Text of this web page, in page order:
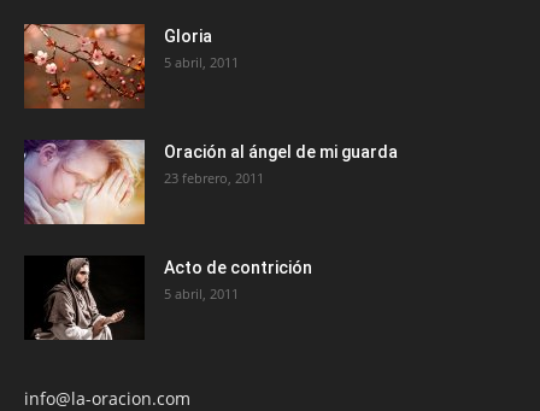
Gloria
5 abril, 2011
Oración al ángel de mi guarda
23 febrero, 2011
Acto de contrición
5 abril, 2011
info@la-oracion.com